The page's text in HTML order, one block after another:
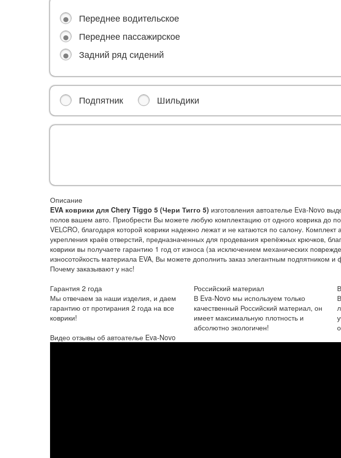
Переднее водительское
Переднее пассажирское
Задний ряд сидений
Подпятник Шильдики
Описание
EVA коврики для Chery Tiggo 5 (Чери Тигго 5) изготовления автоателье Eva-Novo
полов вашем авто. Приобрести Вы можете любую комплектацию от одного коврика до
VELCRO, благодаря которой коврики надежно лежат и не катаются по салону.
укрепления краёв отверстий, предназначенных для продевания крепёжных крючков,
коврики вы получаете гарантию 1 год от износа (за исключением механических
износотойкость материала EVA, Вы можете дополнить заказ элегантным
Почему заказывают у нас!
Гарантия 2 года
Мы отвечаем за наши изделия, и даем
гарантию от протирания 2 года на все
коврики!
Российский материал
В Eva-Novo мы используем только
качественный Российский материал, он
имеет максимальную плотность и
абсолютно экологичен!
Видео отзывы об автоателье Eva-Novo